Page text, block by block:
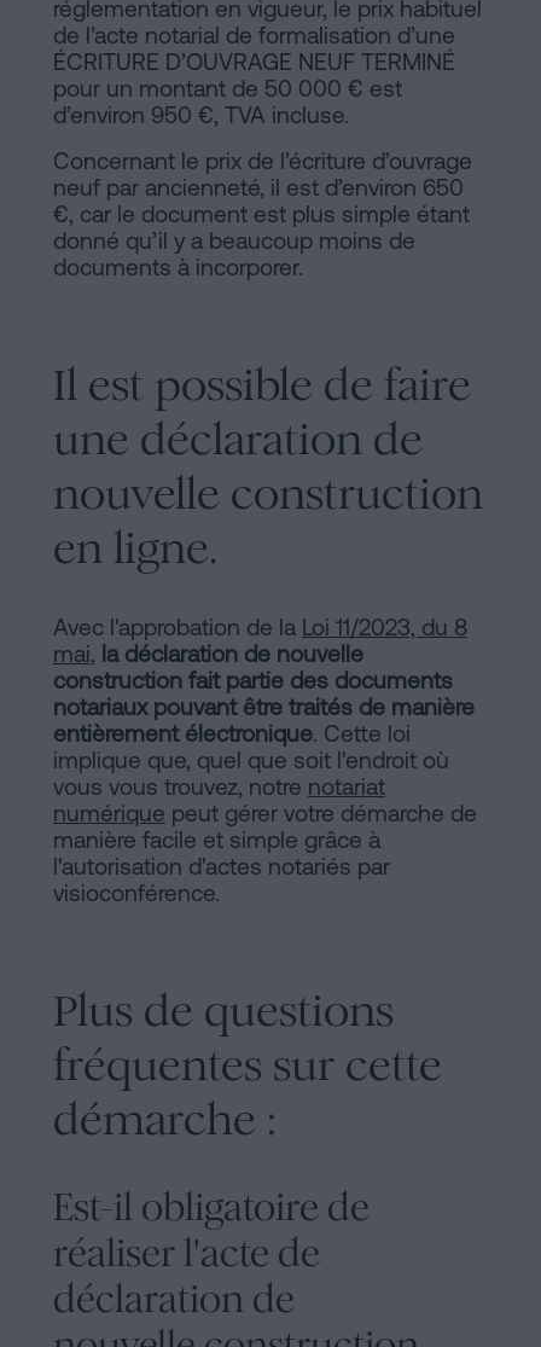
réglementation en vigueur, le prix habituel
de l’acte notarial de formalisation d’une
ÉCRITURE D’OUVRAGE NEUF TERMINÉ
pour un montant de 50 000 € est
d’environ 950 €, TVA incluse.
Concernant le prix de l’écriture d’ouvrage
neuf par ancienneté, il est d’environ 650
€, car le document est plus simple étant
donné qu’il y a beaucoup moins de
documents à incorporer.
Il est possible de faire
une déclaration de
nouvelle construction
en ligne.
Avec l'approbation de la Loi 11/2023, du 8
mai, la déclaration de nouvelle
construction fait partie des documents
notariaux pouvant être traités de manière
entièrement électronique. Cette loi
implique que, quel que soit l'endroit où
vous vous trouvez, notre notariat
numérique peut gérer votre démarche de
manière facile et simple grâce à
l'autorisation d'actes notariés par
visioconférence.
Plus de questions
fréquentes sur cette
démarche :
Est-il obligatoire de
réaliser l'acte de
déclaration de